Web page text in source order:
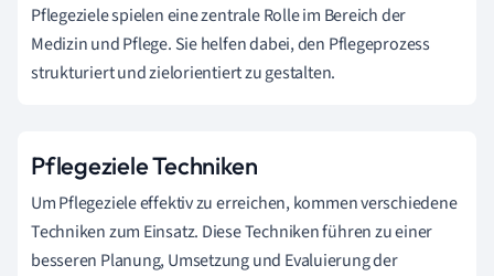
Pflegeziele spielen eine zentrale Rolle im Bereich der
Medizin und Pflege. Sie helfen dabei, den Pflegeprozess
strukturiert und zielorientiert zu gestalten.
Pflegeziele Techniken
Um Pflegeziele effektiv zu erreichen, kommen verschiedene
Techniken zum Einsatz. Diese Techniken führen zu einer
besseren Planung, Umsetzung und Evaluierung der